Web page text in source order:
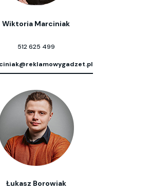
Wiktoria Marciniak
512 625 499
Łukasz Borowiak